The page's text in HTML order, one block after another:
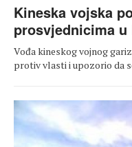
Kineska vojska
prosvjednicima u
Vođa kineskog vojnog
protiv vlasti i upozorio da